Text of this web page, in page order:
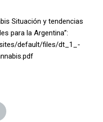
Situación y tendencias
para la Argentina”:
default/files/dt_1_-